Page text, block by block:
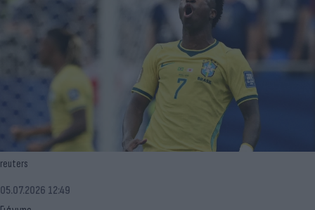
reuters
05.07.2026 12:49